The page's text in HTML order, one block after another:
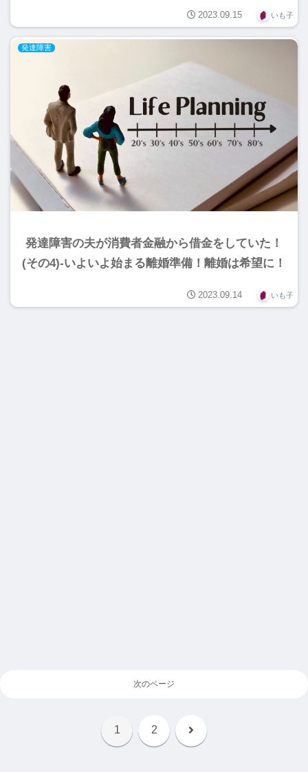
2023.09.15 いも子
発達障害
発達障害の夫が消費者金融から借金をしていた！
(その4)-いよいよ始まる離婚準備！離婚は希望に！
2023.09.14 いも子
次のページ
1 2 次